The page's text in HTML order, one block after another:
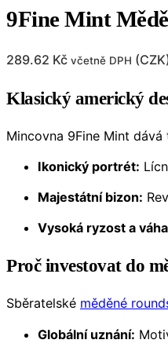
9Fine Mint
289.62 Kč včetně DPH (CZK
Klasický americký
Mincovna 9Fine Mint
Ikonický portrét:
Majestátní bizon:
Vysoká ryzost a
Proč investovat do
Sběratelské měděné
Globální uznání: